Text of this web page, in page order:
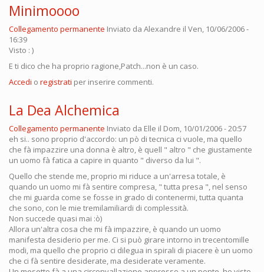
Minimoooo
Collegamento permanente Inviato da Alexandre il Ven, 10/06/2006 -
16:39
Visto : )
E ti dico che ha proprio ragione,Patch...non è un caso.
Accedi o registrati per inserire commenti.
La Dea Alchemica
Collegamento permanente Inviato da Elle il Dom, 10/01/2006 - 20:57
eh si.. sono proprio d'accordo: un pò di tecnica ci vuole, ma quello
che fà impazzire una donna è altro, è quell " altro " che giustamente
un uomo fà fatica a capire in quanto " diverso da lui ".
Quello che stende me, proprio mi riduce a un'arresa totale, è
quando un uomo mi fà sentire compresa, " tutta presa ", nel senso
che mi guarda come se fosse in grado di contenermi, tutta quanta
che sono, con le mie tremilamiliardi di complessità.
Non succede quasi mai :ò)
Allora un'altra cosa che mi fà impazzire, è quando un uomo
manifesta desiderio per me. Ci si può girare intorno in trecentomille
modi, ma quello che proprio ci dilegua in spirali di piacere è un uomo
che ci fà sentire desiderate, ma desiderate veramente.